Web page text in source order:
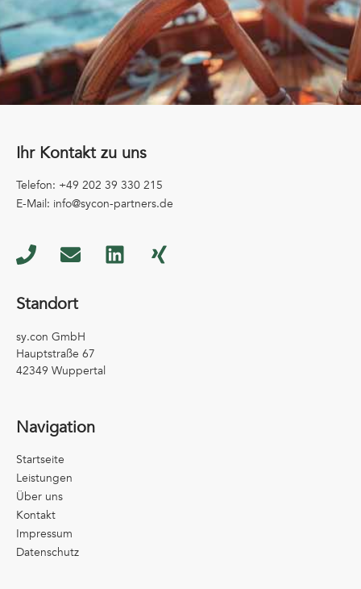
Navigation
Startseite
Leistungen
Über uns
Kontakt
Impressum
Datenschutz
Standort
sy.con GmbH
Hauptstraße 67
42349 Wuppertal
Ihr Kontakt zu uns
Telefon: +49 202 39 330 215
E-Mail: info@sycon-partners.de